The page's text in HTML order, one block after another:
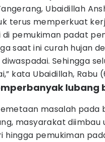
Ubaidillah
terus memperkuat
pemukiman padat
saat ini curah hujan
Sehingga
kata Ubaidillah, Rabu
lubang
masalah pada
masyarakat diimbau
pemukiman